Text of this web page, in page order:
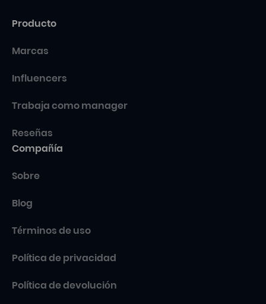
Producto
Marcas
Influencers
Trabaja como manager
Reseñas
Compañía
Sobre
Blog
Términos de uso
Política de privacidad
Política de devolución